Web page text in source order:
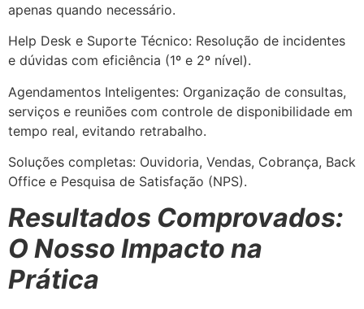
apenas quando necessário.
Help Desk e Suporte Técnico: Resolução de incidentes
e dúvidas com eficiência (1º e 2º nível).
Agendamentos Inteligentes: Organização de consultas,
serviços e reuniões com controle de disponibilidade em
tempo real, evitando retrabalho.
Soluções completas: Ouvidoria, Vendas, Cobrança, Back
Office e Pesquisa de Satisfação (NPS).
Resultados Comprovados:
O Nosso Impacto na
Prática